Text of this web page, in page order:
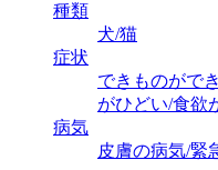
種類
犬/猫
症状
できものがで
がひどい/食欲
病気
皮膚の病気/緊